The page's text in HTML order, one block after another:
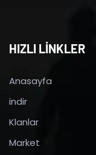
HIZLI LİNKLER
Anasayfa
indir
Klanlar
Market